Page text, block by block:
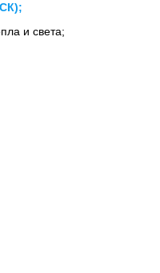
и света;